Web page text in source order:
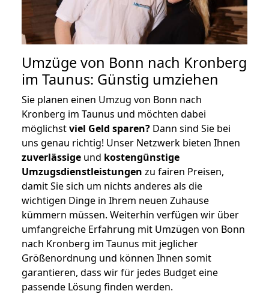
Umzüge von Bonn nach Kronberg
im Taunus: Günstig umziehen
Sie planen einen Umzug von Bonn nach
Kronberg im Taunus und möchten dabei
möglichstviel Geld sparen? Dann sind Sie bei
uns genau richtig! Unser Netzwerk bieten Ihnen
zuverlässige und kostengünstige
Umzugsdienstleistungen zu fairen Preisen,
damit Sie sich um nichts anderes als die
wichtigen Dinge in Ihrem neuen Zuhause
kümmern müssen. Weiterhin verfügen wir über
umfangreiche Erfahrung mit Umzügen von Bonn
nach Kronberg im Taunus mit jeglicher
Größenordnung und können Ihnen somit
garantieren, dass wir für jedes Budget eine
passende Lösung finden werden.